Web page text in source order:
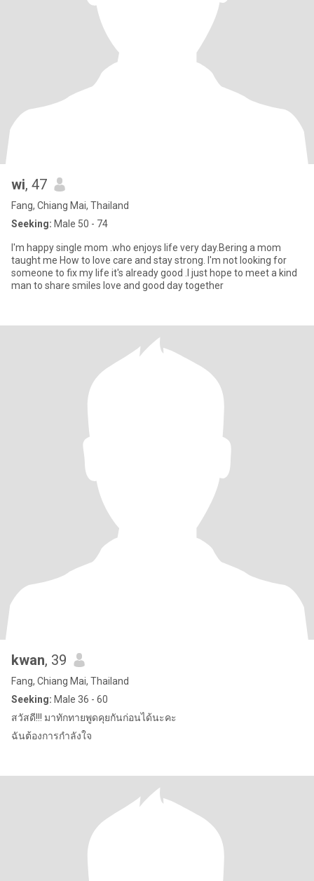
wi, 47
Fang, Chiang Mai, Thailand
Seeking: Male 50 - 74
l'm happy single mom .who enjoys life very day.Bering a mom
taught me How to love care and stay strong. l'm not looking for
someone to fix my life it's already good .I just hope to meet a kind
man to share smiles love and good day together
kwan, 39
Fang, Chiang Mai, Thailand
Seeking: Male 36 - 60
สวัสดี!!! มาทักทายพูดคุยกันก่อนได้นะคะ
ฉันต้องการกำลังใจ